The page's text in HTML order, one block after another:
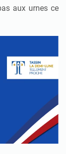
aux urnes ce